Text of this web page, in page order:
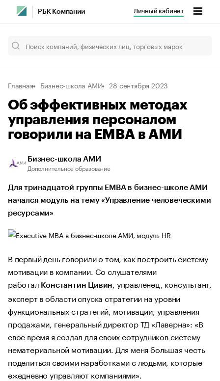
РБК Компании Личный кабинет
Главная Бизнес-школа АМИ 28 сентября 2023
Об эффективных методах
управления персоналом
говорили на EMBA в АМИ
Бизнес-школа АМИ
Дополнительное образование
Для тринадцатой группы EMBA в бизнес-школе АМИ
начался модуль на тему «Управление человеческими
ресурсами»
В первый день говорили о том, как построить систему
мотивации в компании. Со слушателями
работал Константин Цивин, управленец, консультант,
эксперт в области спуска стратегии на уровни
функциональных стратегий, мотивации, управления
продажами, генеральный директор ТД «Лаверна»: «В
свое время я создал для своих сотрудников систему
нематериальной мотивации. Для меня большая честь
поделиться своими наработками с людьми, которые
ежедневно управляют компаниями».